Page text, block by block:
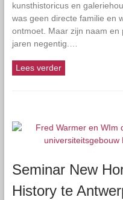
kunsthistoricus en
was geen directe familie en
ontmoet. Maar zijn naam en
jaren negentig.…
Lees verder
Seminar New
History te